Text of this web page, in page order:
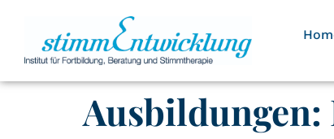
Ausbildungen: